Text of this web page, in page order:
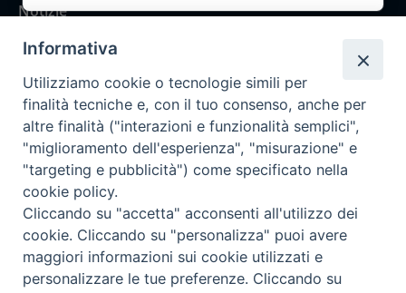
Notizie
Rubriche
Chi siamo
Come abbonarsi
Contatti
Informativa
Utilizziamo cookie o tecnologie simili per
finalità tecniche e, con il tuo consenso, anche per
altre finalità ("interazioni e funzionalità semplici",
"miglioramento dell'esperienza", "misurazione" e
"targeting e pubblicità") come specificato nella
cookie policy.
Cliccando su "accetta" acconsenti all'utilizzo dei
cookie. Cliccando su "personalizza" puoi avere
maggiori informazioni sui cookie utilizzati e
personalizzare le tue preferenze. Cliccando su